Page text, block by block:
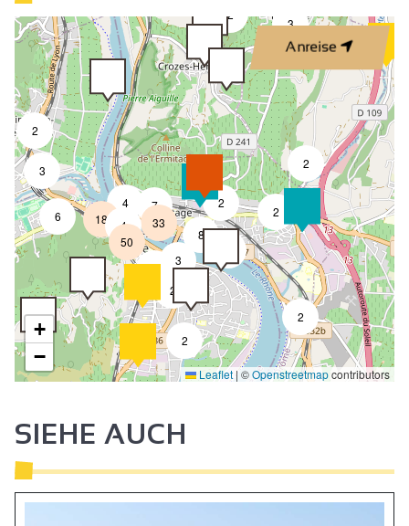
Anreise
2
2
2
2
3
2
2
2
8
2
3
6
4
4
18
7
2
3
50
33
+
−
Leaflet |©Openstreetmapcontributors
SIEHE AUCH